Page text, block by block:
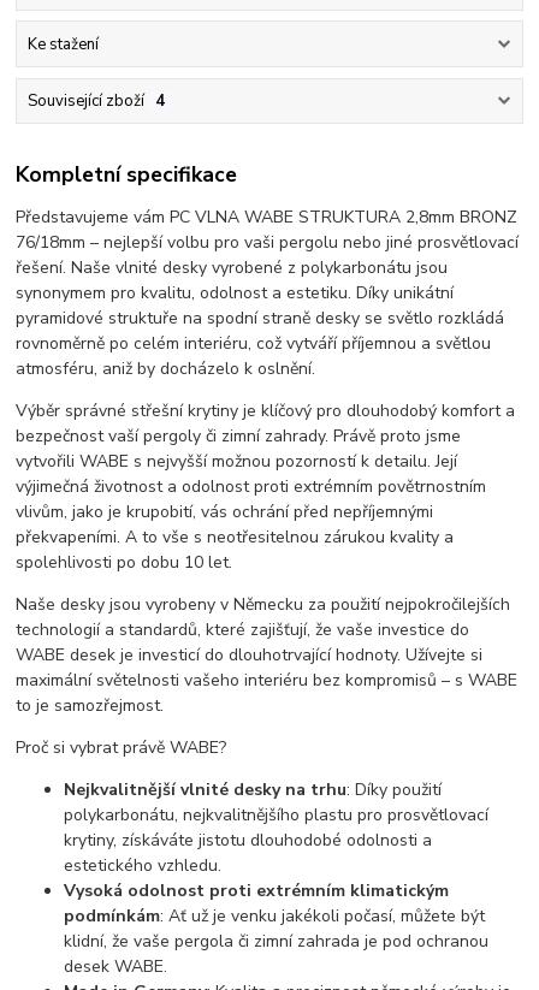
Ke stažení
Související zboží 4
Kompletní specifikace
Představujeme vám PC VLNA WABE STRUKTURA 2,8mm BRONZ
76/18mm – nejlepší volbu pro vaši pergolu nebo jiné prosvětlovací
řešení. Naše vlnité desky vyrobené z polykarbonátu jsou
synonymem pro kvalitu, odolnost a estetiku. Díky unikátní
pyramidové struktuře na spodní straně desky se světlo rozkládá
rovnoměrně po celém interiéru, což vytváří příjemnou a světlou
atmosféru, aniž by docházelo k oslnění.
Výběr správné střešní krytiny je klíčový pro dlouhodobý komfort a
bezpečnost vaší pergoly či zimní zahrady. Právě proto jsme
vytvořili WABE s nejvyšší možnou pozorností k detailu. Její
výjimečná životnost a odolnost proti extrémním povětrnostním
vlivům, jako je krupobití, vás ochrání před nepříjemnými
překvapeními. A to vše s neotřesitelnou zárukou kvality a
spolehlivosti po dobu 10 let.
Naše desky jsou vyrobeny v Německu za použití nejpokročilejších
technologií a standardů, které zajišťují, že vaše investice do
WABE desek je investicí do dlouhotrvající hodnoty. Užívejte si
maximální světelnosti vašeho interiéru bez kompromisů – s WABE
to je samozřejmost.
Proč si vybrat právě WABE?
Nejkvalitnější vlnité desky na trhu: Díky použití
polykarbonátu, nejkvalitnějšího plastu pro prosvětlovací
krytiny, získáváte jistotu dlouhodobé odolnosti a
estetického vzhledu.
Vysoká odolnost proti extrémním klimatickým
podmínkám: Ať už je venku jakékoli počasí, můžete být
klidní, že vaše pergola či zimní zahrada je pod ochranou
desek WABE.